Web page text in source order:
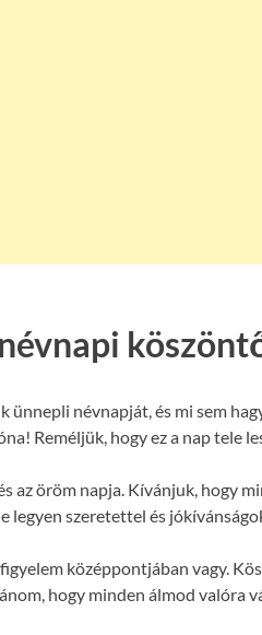
ünnepli névnapját, és mi sem
Reméljük, hogy ez a nap tele
az öröm napja. Kívánjuk, hogy
legyen szeretettel és
középpontjában vagy.
hogy minden álmod valóra